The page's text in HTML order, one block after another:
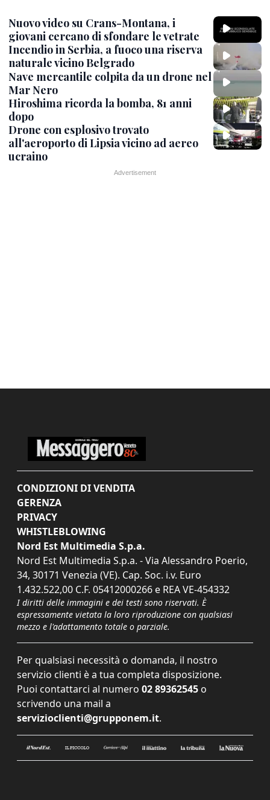
Nuovo video su Crans-Montana, i
giovani cercano di sfondare le vetrate
Incendio in Serbia, a fuoco una riserva
naturale vicino Belgrado
Nave mercantile colpita da un drone nel
Mar Nero
Hiroshima ricorda la bomba, 81 anni
dopo
Drone con esplosivo trovato
all'aeroporto di Lipsia vicino ad aereo
ucraino
CONDIZIONI DI VENDITA
GERENZA
PRIVACY
WHISTLEBLOWING
Nord Est Multimedia S.p.a.
Nord Est Multimedia S.p.a. - Via Alessandro Poerio,
34, 30171 Venezia (VE). Cap. Soc. i.v. Euro
1.432.522,00 C.F. 05412000266 e REA VE-454332
I diritti delle immagini e dei testi sono riservati. È
espressamente vietata la loro riproduzione con qualsiasi
mezzo e l'adattamento totale o parziale.
Per qualsiasi necessità o domanda, il nostro
servizio clienti è a tua completa disposizione.
Puoi contattarci al numero 02 89362545 o
scrivendo una mail a
servizioclienti@grupponem.it.